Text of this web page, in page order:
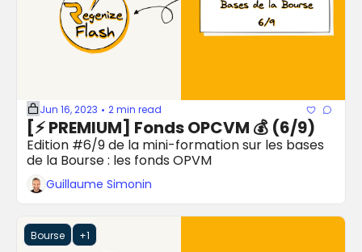
Jun 16, 2023 • 2 min read
[⚡️ PREMIUM] Fonds OPCVM 💰 (6/9)
Edition #6/9 de la mini-formation sur les bases
de la Bourse : les fonds OPVM
Guillaume Simonin
Bourse +1